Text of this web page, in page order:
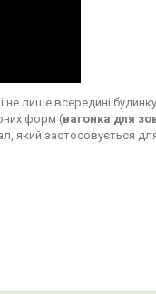
не лише всередині
форм (вагонка для
який застосовується